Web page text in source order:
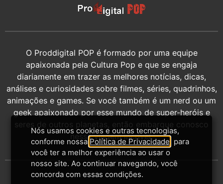
O Proddigital POP é formado por uma equipe
apaixonada pela Cultura Pop e que se engaja
diariamente em trazer as melhores notícias, dicas,
análises e curiosidades sobre filmes, séries, quadrinhos,
animações e games. Se você também é um nerd ou um
geek apaixonado por esse mundo de super-heróis e
seres de outros planetas, então embarque conosco
nessa viagem incrível.
Nós usamos cookies e outras tecnologias,
conforme nossa Política de Privacidade , para
você ter a melhor experiência ao usar o
nosso site. Ao continuar navegando, você
concorda com essas condições.